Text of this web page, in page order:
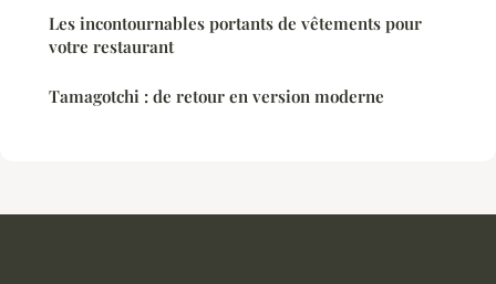
Les incontournables portants de vêtements pour
votre restaurant
Tamagotchi : de retour en version moderne